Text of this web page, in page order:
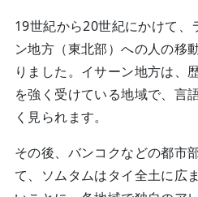
19世紀から20世紀にかけて、
ン地方（東北部）への人の移
りました。イサーン地方は、
を強く受けている地域で、言
く見られます。
その後、バンコクなどの都市
て、ソムタムはタイ全土に広